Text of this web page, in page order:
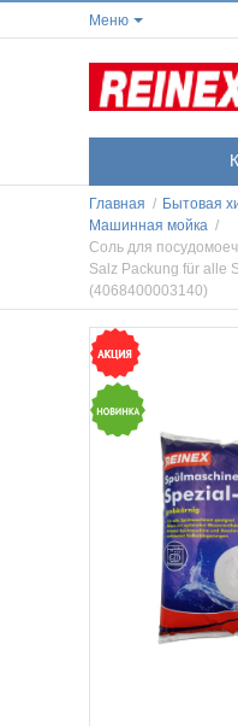
Меню
Главная / Бытовая
Машинная мойка /
Соль для
Salz Packung für alle
(4068400003140)